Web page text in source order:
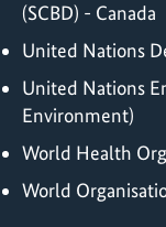
(SCBD) - Canada
United Nations
United Nations
Environment)
World Health
World